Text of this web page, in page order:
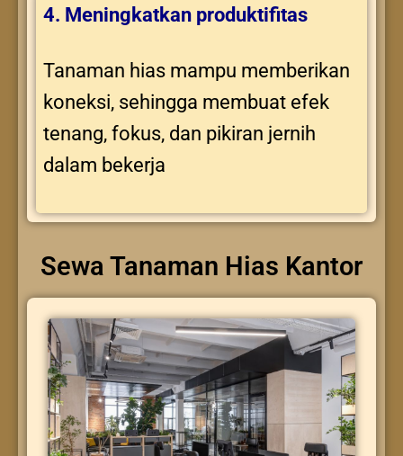
4. Meningkatkan produktifitas
Tanaman hias mampu memberikan
koneksi, sehingga membuat efek
tenang, fokus, dan pikiran jernih
dalam bekerja
Sewa Tanaman Hias Kantor